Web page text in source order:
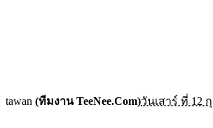
tawan (ทีมงาน TeeNee.Com)วันเสาร์ ที่ 12